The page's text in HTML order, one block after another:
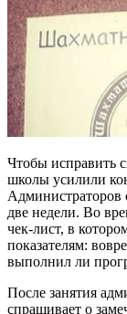
Чтобы исправить
школы усилили
Администраторов
две недели. Во
чек-лист, в
показателям:
выполнил ли
После занятия
спрашивает о